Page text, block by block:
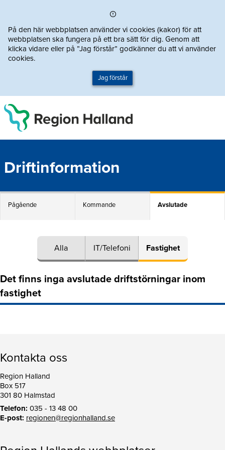
På den här webbplatsen använder vi cookies (kakor) för att
webbplatsen ska fungera på ett bra sätt för dig. Genom att
klicka vidare eller på ”Jag förstår” godkänner du att vi använder
cookies.
Jag förstår
Driftinformation
Pågående Kommande Avslutade
Alla IT/Telefoni Fastighet
Det finns inga avslutade driftstörningar inom
fastighet
Kontakta oss
Region Halland
Box 517
301 80 Halmstad
Telefon: 035 - 13 48 00
E-post: regionen@regionhalland.se